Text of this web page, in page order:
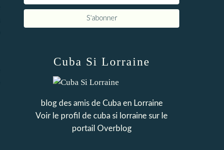
Cuba Si Lorraine
blog des amis de Cuba en Lorraine
Voir le profil de cuba si lorraine sur le
portail Overblog